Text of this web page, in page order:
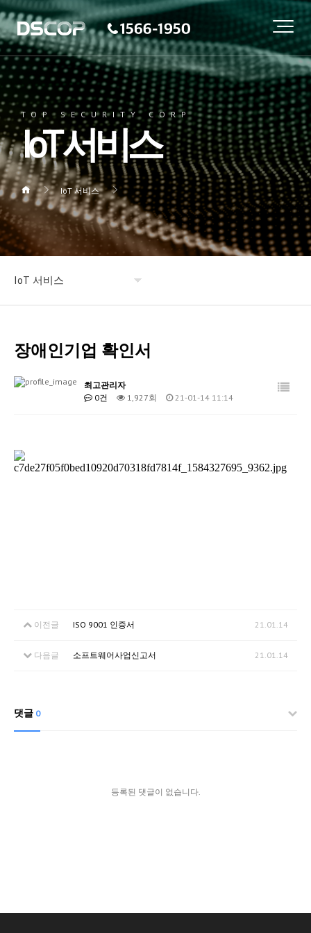
TOP SECURITY CORP
IoT 서비스
IoT 서비스
IoT 서비스
보안서비스
IoT 서비스
고객센터
장애인기업 확인서
최고관리자
0건
1,927회 21-01-14 11:14
이전글 ISO 9001 인증서 21.01.14
다음글 소프트웨어사업신고서 21.01.14
댓글 0
등록된 댓글이 없습니다.